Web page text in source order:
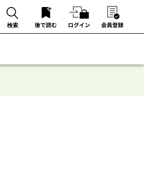
検索 後で読む ログイン 会員登録